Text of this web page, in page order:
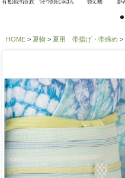
HOME 夏物 夏用 帯揚げ・帯締め